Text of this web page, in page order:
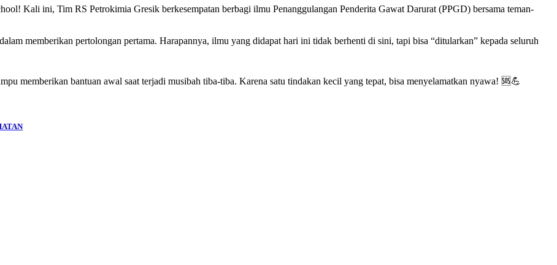
Kali ini, Tim RS Petrokimia Gresik berkesempatan berbagi ilmu Penanggulangan Penderita Gawat Darurat (PPGD) bersama teman-
memberikan pertolongan pertama. Harapannya, ilmu yang didapat hari ini tidak berhenti di sini, tapi bisa “ditularkan” kepada seluruh
memberikan bantuan awal saat terjadi musibah tiba-tiba. Karena satu tindakan kecil yang tepat, bisa menyelamatkan nyawa! 🆘💪